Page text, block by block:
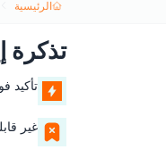
الرئيسية
تذكرة
تأكيد
غير